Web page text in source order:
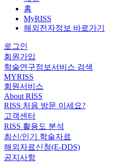
홈
MyRISS
해외전자정보 바로가기
로그인
회원가입
학술연구정보서비스 검색
MYRISS
회원서비스
About RISS
RISS 처음 방문 이세요?
고객센터
RISS 활용도 분석
최신/인기 학술자료
해외자료신청(E-DDS)
공지사항